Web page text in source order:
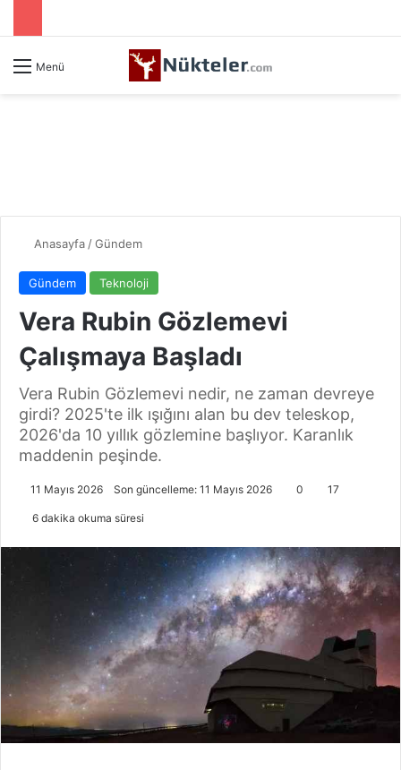
Menü
Anasayfa /Gündem
Gündem Teknoloji
Vera Rubin Gözlemevi
Çalışmaya Başladı
Vera Rubin Gözlemevi nedir, ne zaman devreye
girdi? 2025'te ilk ışığını alan bu dev teleskop,
2026'da 10 yıllık gözlemine başlıyor. Karanlık
maddenin peşinde.
11 Mayıs 2026 Son güncelleme: 11 Mayıs 2026 0 17
6 dakika okuma süresi